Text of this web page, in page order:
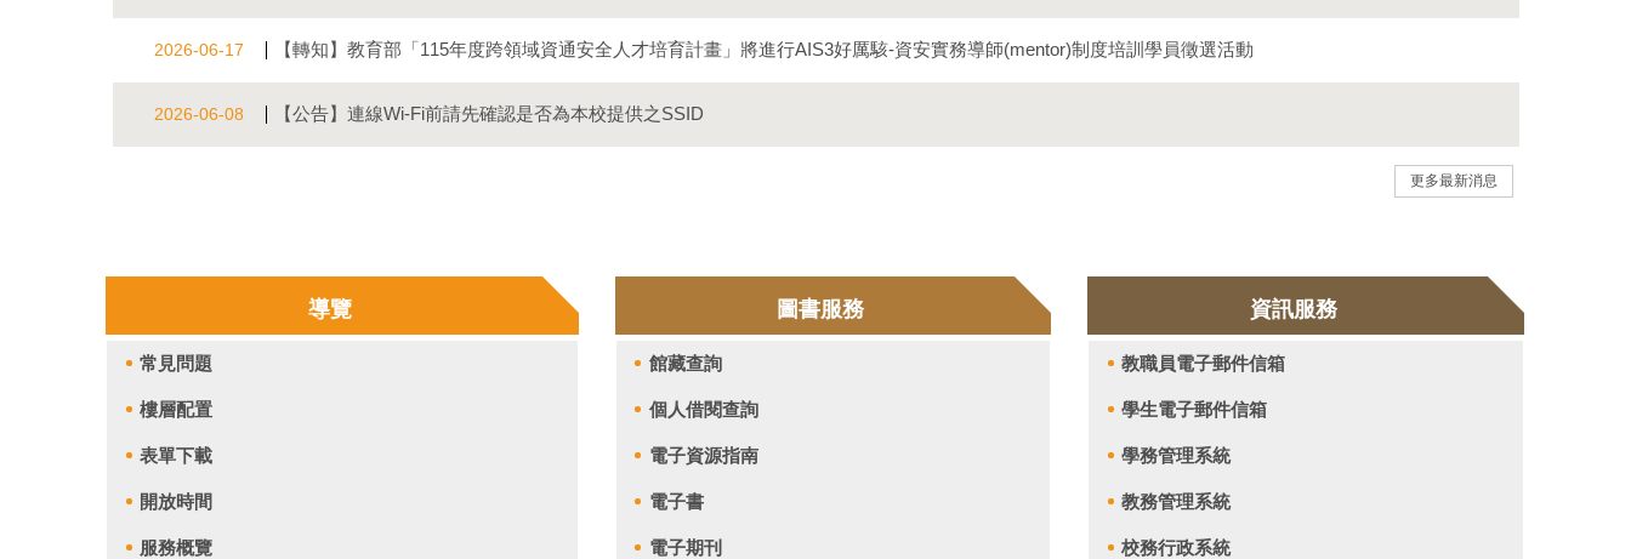
2026-06-17 【轉知】教育部「115年度跨領域資通安全人才培育計畫」將進行AIS3好厲駭-資安實務導師(mentor)制度培訓學員徵選活動
2026-06-08 【公告】連線Wi-Fi前請先確認是否為本校提供之SSID
更多最新消息
導覽
常見問題
樓層配置
表單下載
開放時間
服務概覽
圖書服務
館藏查詢
個人借閱查詢
電子資源指南
電子書
電子期刊
資訊服務
教職員電子郵件信箱
學生電子郵件信箱
學務管理系統
教務管理系統
校務行政系統